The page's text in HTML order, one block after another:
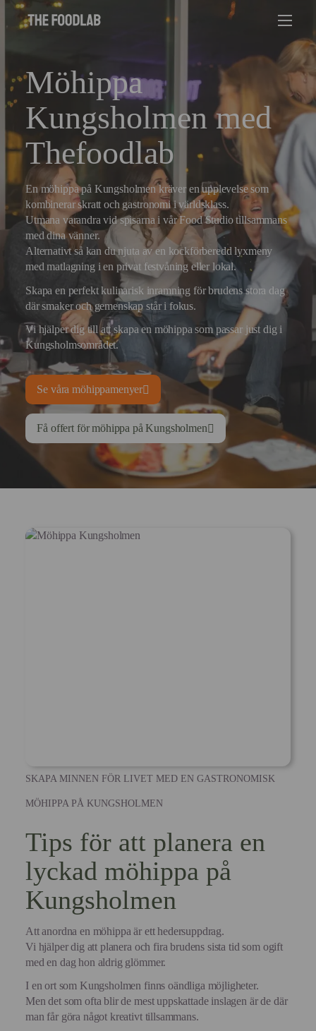
Möhippa
Kungsholmen med
Thefoodlab
En möhippa på Kungsholmen kräver en upplevelse som
kombinerar skratt och gastronomi i världsklass.
Utmana varandra vid spisarna i vår Food Studio tillsammans
med dina vänner.
Alternativt så kan du njuta av en kockförberedd lyxmeny
med matlagning i en privat festvåning eller lokal.
Skapa en perfekt kulinarisk inramning för brudens stora dag
där smaker och gemenskap står i fokus.
Vi hjälper dig till att skapa en möhippa som passar just dig i
Kungsholmsområdet.
Se våra möhippamenyer
Få offert för möhippa på Kungsholmen
SKAPA MINNEN FÖR LIVET MED EN GASTRONOMISK
MÖHIPPA PÅ KUNGSHOLMEN
Tips för att planera en
lyckad möhippa på
Kungsholmen
Att anordna en möhippa är ett hedersuppdrag.
Vi hjälper dig att planera och fira brudens sista tid som ogift
med en dag hon aldrig glömmer.
I en ort som Kungsholmen finns oändliga möjligheter.
Men det som ofta blir de mest uppskattade inslagen är de där
man får göra något kreativt tillsammans.